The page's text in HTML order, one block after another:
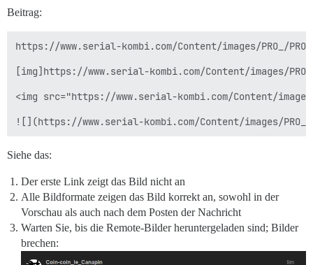
Beitrag:
https://www.serial-kombi.com/Content/images/PRO_/
[img]https://www.serial-kombi.com/Content/images/
<img src="https://www.serial-kombi.com/Content/images/
Siehe das:
Der erste Link zeigt das Bild nicht an
Alle Bildformate zeigen das Bild korrekt an, sowohl in der
Vorschau als auch nach dem Posten der Nachricht
Warten Sie, bis die Remote-Bilder heruntergeladen sind; Bilder
brechen: